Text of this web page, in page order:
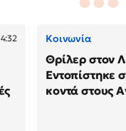
Κοινωνία
Θρίλερ στον
Εντοπίστηκε
κοντά στους